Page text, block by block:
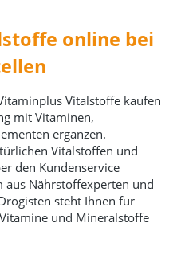
online bei
Vitalstoffe kaufen
mit Vitaminen,
ergänzen.
Vitalstoffen und
den Kundenservice
aus Nährstoffexperten und
steht Ihnen für
und Mineralstoffe